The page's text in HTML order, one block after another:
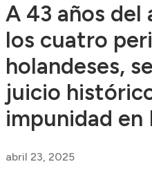
A 43 años del
los cuatro
holandeses,
juicio
impunidad en
abril 23, 2025